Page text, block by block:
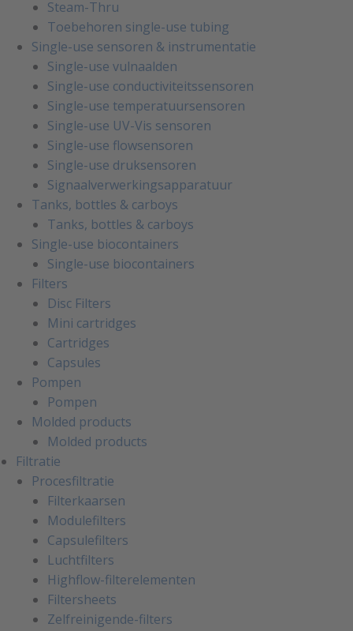
Steam-Thru
Toebehoren single-use tubing
Single-use sensoren & instrumentatie
Single-use vulnaalden
Single-use conductiviteitssensoren
Single-use temperatuursensoren
Single-use UV-Vis sensoren
Single-use flowsensoren
Single-use druksensoren
Signaalverwerkingsapparatuur
Tanks, bottles & carboys
Tanks, bottles & carboys
Single-use biocontainers
Single-use biocontainers
Filters
Disc Filters
Mini cartridges
Cartridges
Capsules
Pompen
Pompen
Molded products
Molded products
Filtratie
Procesfiltratie
Filterkaarsen
Modulefilters
Capsulefilters
Luchtfilters
Highflow-filterelementen
Filtersheets
Zelfreinigende-filters